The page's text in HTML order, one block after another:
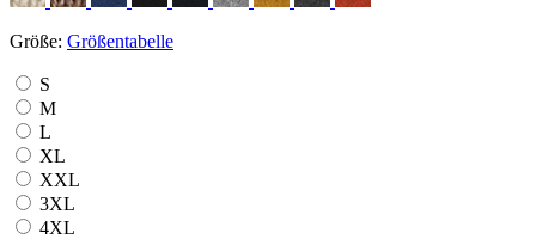
Größe: Größentabelle
S
M
L
XL
XXL
3XL
4XL